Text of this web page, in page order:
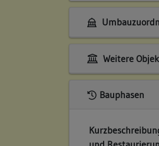
Weitere
Bauphasen